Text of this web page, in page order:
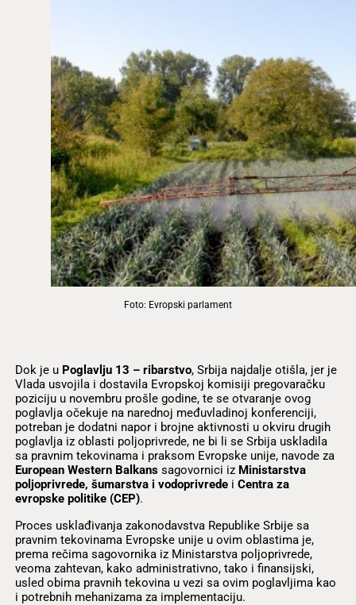
Foto: Evropski parlament
Dok je u Poglavlju 13 – ribarstvo, Srbija najdalje otišla, jer je
Vlada usvojila i dostavila Evropskoj komisiji pregovaračku
poziciju u novembru prošle godine, te se otvaranje ovog
poglavlja očekuje na narednoj međuvladinoj konferenciji,
potreban je dodatni napor i brojne aktivnosti u okviru drugih
poglavlja iz oblasti poljoprivrede, ne bi li se Srbija uskladila
sa pravnim tekovinama i praksom Evropske unije, navode za
European Western Balkanssagovornici iz Ministarstva
poljoprivrede, šumarstva i vodoprivredei Centra za
evropske politike (CEP).
Proces usklađivanja zakonodavstva Republike Srbije sa
pravnim tekovinama Evropske unije u ovim oblastima je,
prema rečima sagovornika iz Ministarstva poljoprivrede,
veoma zahtevan, kako administrativno, tako i finansijski,
usled obima pravnih tekovina u vezi sa ovim poglavljima kao
i potrebnih mehanizama za implementaciju.